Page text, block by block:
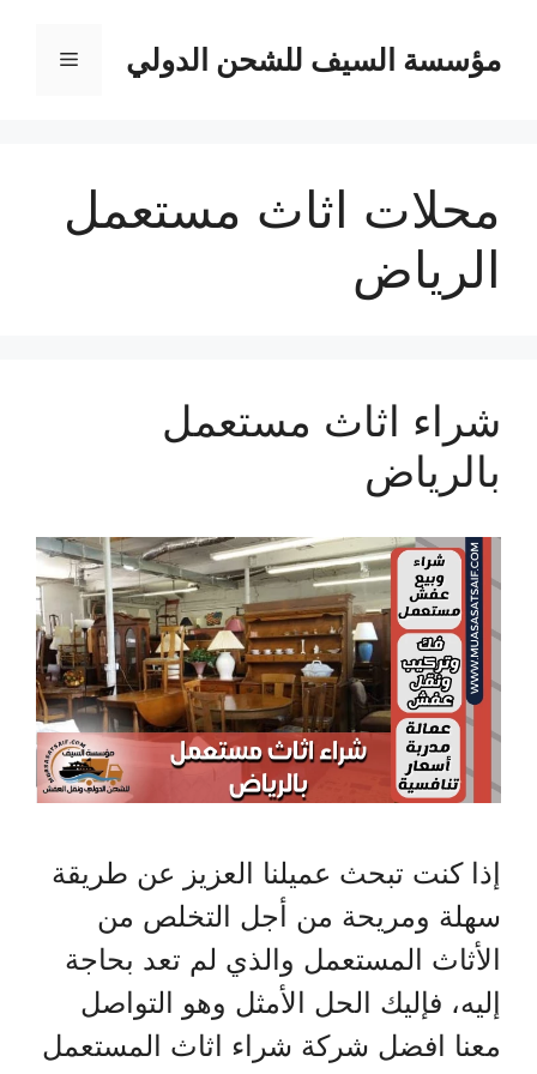
المحتوىمؤسسة السيف للشحن الدولي القائمة
محلات اثاث مستعمل
الرياض
شراء اثاث مستعمل
بالرياض
إذا كنت تبحث عميلنا العزيز عن طريقة
سهلة ومريحة من أجل التخلص من
الأثاث المستعمل والذي لم تعد بحاجة
إليه، فإليك الحل الأمثل وهو التواصل
معنا افضل شركة شراء اثاث المستعمل